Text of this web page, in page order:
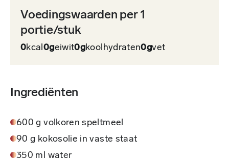
Voedingswaarden per 1
portie/stuk
0kcal0geiwit0gkoolhydraten0gvet
Ingrediënten
600 g volkoren speltmeel
90 g kokosolie in vaste staat
350 ml water